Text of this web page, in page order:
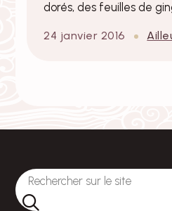
dorés, des feuilles de
24 janvier 2016